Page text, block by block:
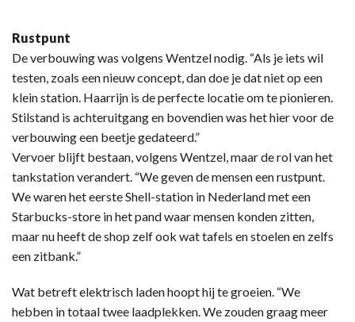
Rustpunt
De verbouwing was volgens Wentzel nodig. “Als je iets wil
testen, zoals een nieuw concept, dan doe je dat niet op een
klein station. Haarrijn is de perfecte locatie om te pionieren.
Stilstand is achteruitgang en bovendien was het hier voor de
verbouwing een beetje gedateerd.”
Vervoer blijft bestaan, volgens Wentzel, maar de rol van het
tankstation verandert. “We geven de mensen een rustpunt.
We waren het eerste Shell-station in Nederland met een
Starbucks-store in het pand waar mensen konden zitten,
maar nu heeft de shop zelf ook wat tafels en stoelen en zelfs
een zitbank.”
Wat betreft elektrisch laden hoopt hij te groeien. “We
hebben in totaal twee laadplekken. We zouden graag meer